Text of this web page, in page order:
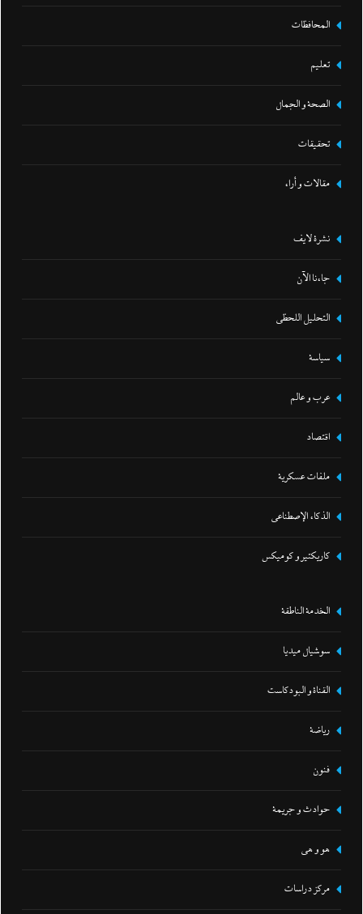
المحافظات
تعليم
الصحة و الجمال
تحقيقات
مقالات و أراء
نشرة لايف
جاءنا الآن
التحليل اللحظي
سياسة
عرب و عالم
اقتصاد
ملفات عسكرية
الذكاء الإصطناعي
كاريكتير و كوميكس
الخدمة الناطقة
سوشيال ميديا
القناة و البودكاست
رياضة
فنون
حوادث و جريمة
هو و هي
مركز دراسات